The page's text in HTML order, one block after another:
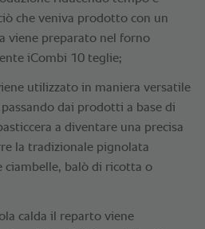
che veniva prodotto con un
viene preparato nel forno
iCombi 10 teglie;
utilizzato in maniera versatile
dai prodotti a base di
a diventare una precisa
la tradizionale pignolata
ciambelle, balò di ricotta o
calda il reparto viene